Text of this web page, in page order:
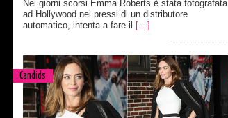
Nei giorni scorsi Emma Roberts è stata fotografata
ad Hollywood nei pressi di un distributore
automatico, intenta a fare il
[…]
Candids